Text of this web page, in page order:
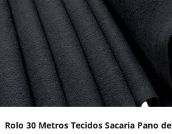
Rolo 30 Metros Tecidos Sacaria Pano de